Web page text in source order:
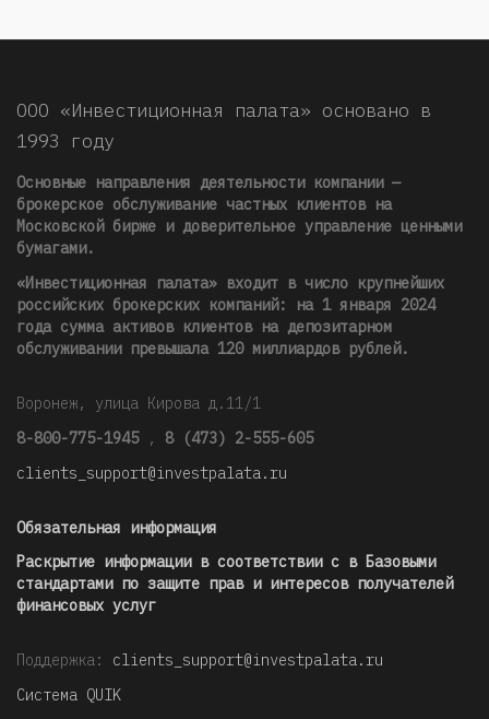
ООО «Инвестиционная палата» основано в
1993 году
Основные направления деятельности компании —
брокерское обслуживание частных клиентов на
Московской бирже и доверительное управление ценными
бумагами.
«Инвестиционная палата» входит в число крупнейших
российских брокерских компаний: на 1 января 2024
года сумма активов клиентов на депозитарном
обслуживании превышала 120 миллиардов рублей.
Воронеж, улица Кирова д.11/1
8-800-775-1945 , 8 (473) 2-555-605
clients_support@investpalata.ru
Обязательная информация
Раскрытие информации в соответствии с в Базовыми
стандартами по защите прав и интересов получателей
финансовых услуг
Поддержка: clients_support@investpalata.ru
Система QUIK